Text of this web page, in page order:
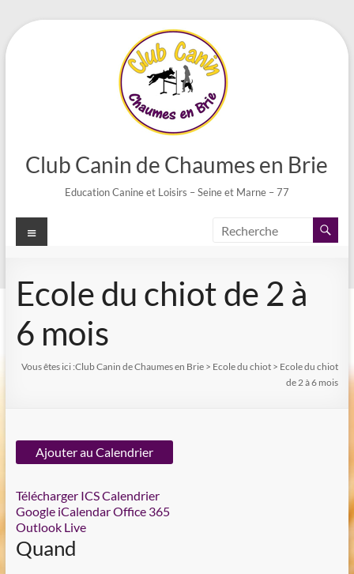
Aller
au
Club Canin de Chaumes en Brie
Education Canine et Loisirs – Seine et Marne – 77
Menu
Ecole du chiot de 2 à
6 mois
Vous êtes ici :Club Canin de Chaumes en Brie > Ecole du chiot > Ecole du chiot
de 2 à 6 mois
Ajouter au Calendrier
Télécharger ICSCalendrier
Google iCalendarOffice 365
Outlook Live
Quand